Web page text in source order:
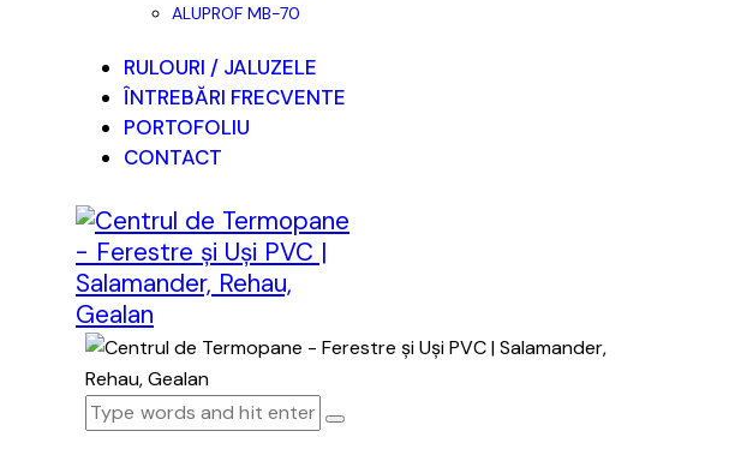
ALUPROF MB-70
RULOURI / JALUZELE
ÎNTREBĂRI FRECVENTE
PORTOFOLIU
CONTACT